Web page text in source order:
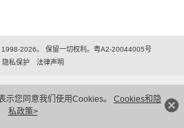
示您同意我们使用Cookies。 Cookies和隐
私政策>
2026。 保留一切权利。粤A2-20044005号
隐私保护
法律声明